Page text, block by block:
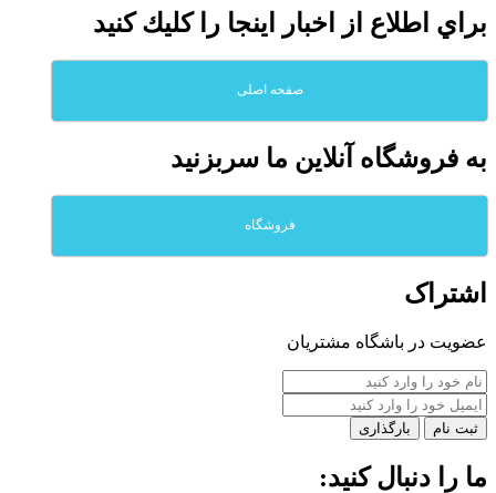
براي اطلاع از اخبار اينجا را كليك كنيد
صفحه اصلی
به فروشگاه آنلاين ما سربزنيد
فروشگاه
اشتراک
عضویت در باشگاه مشتریان
بارگذاری
ما را دنبال کنید: